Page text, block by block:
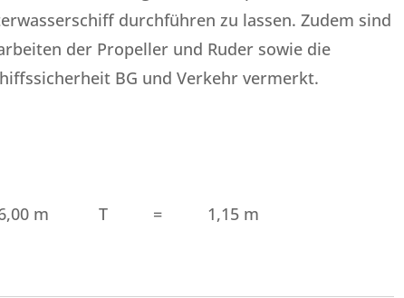
durchführen zu lassen. Zudem sind
der Propeller und Ruder sowie die
BG und Verkehr vermerkt.
m T = 1,15 m